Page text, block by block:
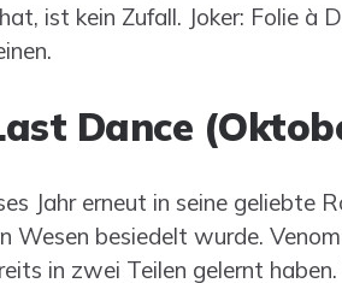
ist kein Zufall. Joker: Folie à
Dance
Jahr erneut in seine geliebte
Wesen besiedelt wurde.
in zwei Teilen gelernt